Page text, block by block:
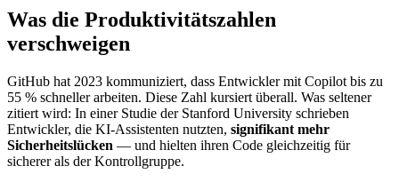
Was die Produktivitätszahlen
verschweigen
GitHub hat 2023 kommuniziert, dass Entwickler mit Copilot bis zu
55 % schneller arbeiten. Diese Zahl kursiert überall. Was seltener
zitiert wird: In einer Studie der Stanford University schrieben
Entwickler, die KI-Assistenten nutzten, signifikant mehr
Sicherheitslücken — und hielten ihren Code gleichzeitig für
sicherer als der Kontrollgruppe.